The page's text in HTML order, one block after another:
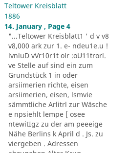
Teltower Kreisblatt
1886
14. January , Page 4
"...Teltower Kreisblatt1 ' d v v8
v8,000 ark zur 1. e- ndeu1e.u !
lvnluD vVr10r1t olr :oU11trorl.
ve Stelle auf sind ein zum
Grundstück 1 in oder
arsiimerien richte, eisen
arsiimerien, eisen, lsmvie
sämmtliche Arlitrl zur Wäsche
e npsiehlt lempe [ osee
ntewitIgz zu der am peeeige
Nähe Berlins k April d . Js. zu
viergeben . Adressen